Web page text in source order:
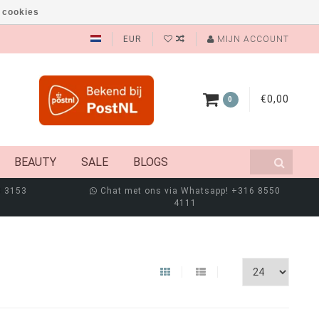
EUR MIJN ACCOUNT
0 €0,00
BEAUTY SALE BLOGS
3153
Chat met ons via Whatsapp! +316 8550
4111
cookies